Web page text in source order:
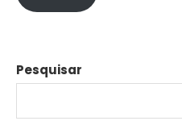
Pesquisar